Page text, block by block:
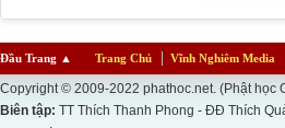
Đầu Trang ▲ Trang Chủ Vĩnh Nghiêm Media
Copyright © 2009-2022 phathoc.net. (Phật học
Biên tập: TT Thích Thanh Phong - ĐĐ Thích